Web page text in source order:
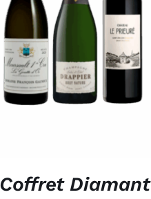
/ DÉTAILS
Coffret Diamant